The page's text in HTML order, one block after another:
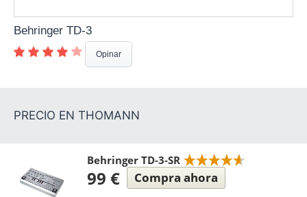
Behringer TD-3
Opinar
Behringer TD-3-SR
99 € Compra ahora